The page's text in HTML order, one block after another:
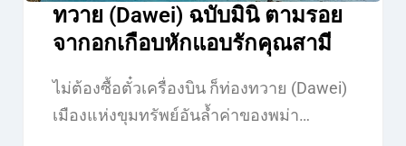
ทวาย (Dawei) ฉบับมินิ ตามรอย
จากอกเกือบหักแอบรักคุณสามี
ไม่ต้องซื้อตั๋วเครื่องบิน ก็ท่องทวาย (Dawei)
เมืองแห่งขุมทรัพย์อันล้ำค่าของพม่า…